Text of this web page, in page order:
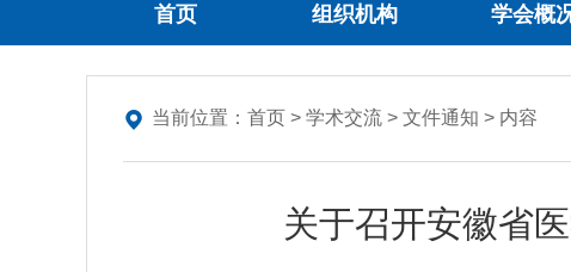
首页 组织机构 学会概
当前位置： 首页 > 学术交流 > 文件通知 > 内容
关于召开安徽省